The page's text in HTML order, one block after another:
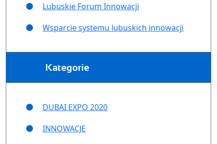
Lubuskie Forum Innowacji
Wsparcie systemu lubuskich innowacji
Kategorie
DUBAI EXPO 2020
INNOWACJE